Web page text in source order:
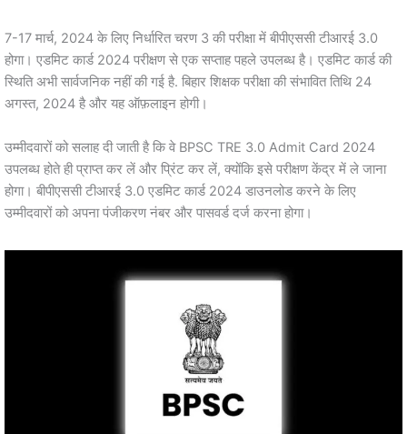
7-17 मार्च, 2024 के लिए निर्धारित चरण 3 की परीक्षा में बीपीएससी टीआरई 3.0
होगा। एडमिट कार्ड 2024 परीक्षण से एक सप्ताह पहले उपलब्ध है। एडमिट कार्ड की
स्थिति अभी सार्वजनिक नहीं की गई है. बिहार शिक्षक परीक्षा की संभावित तिथि 24
अगस्त, 2024 है और यह ऑफ़लाइन होगी।
उम्मीदवारों को सलाह दी जाती है कि वे BPSC TRE 3.0 Admit Card 2024
उपलब्ध होते ही प्राप्त कर लें और प्रिंट कर लें, क्योंकि इसे परीक्षण केंद्र में ले जाना
होगा। बीपीएससी टीआरई 3.0 एडमिट कार्ड 2024 डाउनलोड करने के लिए
उम्मीदवारों को अपना पंजीकरण नंबर और पासवर्ड दर्ज करना होगा।